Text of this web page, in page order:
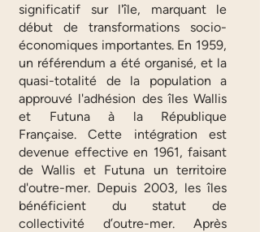
significatif sur l'île, marquant le
début de transformations socio-
économiques importantes. En 1959,
un référendum a été organisé, et la
quasi-totalité de la population a
approuvé l'adhésion des îles Wallis
et Futuna à la République
Française. Cette intégration est
devenue effective en 1961, faisant
de Wallis et Futuna un territoire
d'outre-mer. Depuis 2003, les îles
bénéficient du statut de
collectivité d’outre-mer. Après